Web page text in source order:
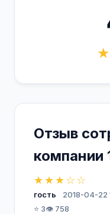
Отзыв
компании
★★★☆☆
гость
2018-04-22
⭐ 3👁️ 758